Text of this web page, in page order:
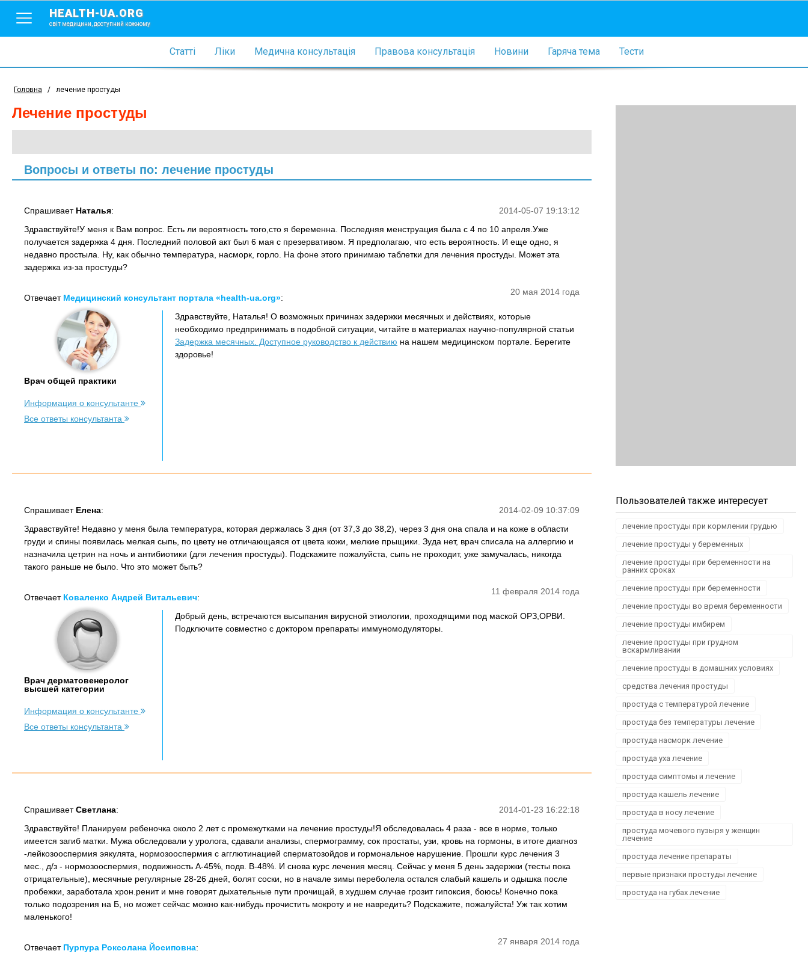
HEALTH-UA.ORG
світ медицини, доступний кожному
Статті Ліки Медична консультація Правова консультація Новини Гаряча тема Тести
Головна / лечение простуды
лечение простуды
Вопросы и ответы по: лечение простуды
2014-05-07 19:13:12
Спрашивает Наталья:
Здравствуйте!У меня к Вам вопрос. Есть ли вероятность того,сто я беременна. Последняя менструация была с 4 по 10 апреля.Уже
получается задержка 4 дня. Последний половой акт был 6 мая с презервативом. Я предполагаю, что есть вероятность. И еще одно, я
недавно простыла. Ну, как обычно температура, насморк, горло. На фоне этого принимаю таблетки для лечения простуды. Может эта
задержка из-за простуды?
20 мая 2014 года
Отвечает Медицинский консультант портала «health-ua.org»:
Врач общей практики
Информация о консультанте
Все ответы консультанта
Здравствуйте, Наталья! О возможных причинах задержки месячных и действиях, которые
необходимо предпринимать в подобной ситуации, читайте в материалах научно-популярной статьи
Задержка месячных. Доступное руководство к действию на нашем медицинском портале. Берегите
здоровье!
2014-02-09 10:37:09
Спрашивает Елена:
Здравствуйте! Недавно у меня была температура, которая держалась 3 дня (от 37,3 до 38,2), через 3 дня она спала и на коже в области
груди и спины появилась мелкая сыпь, по цвету не отличающаяся от цвета кожи, мелкие прыщики. Зуда нет, врач списала на аллергию и
назначила цетрин на ночь и антибиотики (для лечения простуды). Подскажите пожалуйста, сыпь не проходит, уже замучалась, никогда
такого раньше не было. Что это может быть?
11 февраля 2014 года
Отвечает Коваленко Андрей Витальевич:
Врач дерматовенеролог
высшей категории
Информация о консультанте
Все ответы консультанта
Добрый день, встречаются высыпания вирусной этиологии, проходящими под маской ОРЗ,ОРВИ.
Подключите совместно с доктором препараты иммуномодуляторы.
2014-01-23 16:22:18
СпрашиваетСветлана:
Здравствуйте! Планируем ребеночка около 2 лет с промежутками на лечение простуды!Я обследовалась 4 раза - все в норме, только
имеется загиб матки. Мужа обследовали у уролога, сдавали анализы, спермограмму, сок простаты, узи, кровь на гормоны, в итоге диагноз
-лейкозооспермия эякулята, нормозооспермия с агглютинацией сперматозойдов и гормональное нарушение. Прошли курс лечения 3
мес., д/з - нормозооспермия, подвижность А-45%, подв. В-48%. И снова курс лечения месяц. Сейчас у меня 5 день задержки (тесты пока
отрицательные), месячные регулярные 28-26 дней, болят соски, но в начале зимы переболела остался слабый кашель и одышка после
пробежки, заработала хрон.ренит и мне говорят дыхательные пути прочищай, в худшем случае грозит гипоксия, боюсь! Конечно пока
только подозрения на Б, но может сейчас можно как-нибудь прочистить мокроту и не навредить? Подскажите, пожалуйста! Уж так хотим
маленького!
27 января 2014 года
Отвечает Пурпура Роксолана Йосиповна:
Пользователей также интересует
лечение простуды при кормлении грудью
лечение простуды у беременных
лечение простуды при беременности на
ранних сроках
лечение простуды при беременности
лечение простуды во время беременности
лечение простуды имбирем
лечение простуды при грудном
вскармливании
лечение простуды в домашних условиях
средства лечения простуды
простуда с температурой лечение
простуда без температуры лечение
простуда насморк лечение
простуда уха лечение
простуда симптомы и лечение
простуда кашель лечение
простуда в носу лечение
простуда мочевого пузыря у женщин
лечение
простуда лечение препараты
первые признаки простуды лечение
простуда на губах лечение